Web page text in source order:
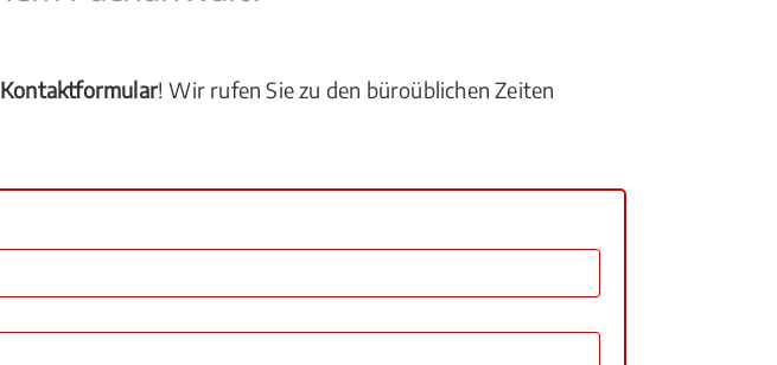
Kontaktformular! Wir rufen Sie zu den büroüblichen Zeiten